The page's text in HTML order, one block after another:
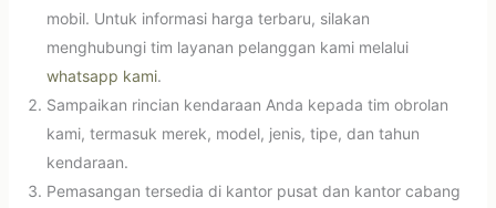
mobil. Untuk informasi harga terbaru, silakan
menghubungi tim layanan pelanggan kami melalui
whatsapp kami.
Sampaikan rincian kendaraan Anda kepada tim obrolan
kami, termasuk merek, model, jenis, tipe, dan tahun
kendaraan.
Pemasangan tersedia di kantor pusat dan kantor cabang